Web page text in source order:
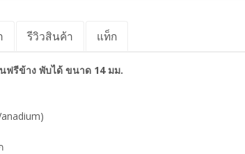
รีวิวสินค้า แท็ก
ฟรีข้าง พับได้ ขนาด 14 มม.